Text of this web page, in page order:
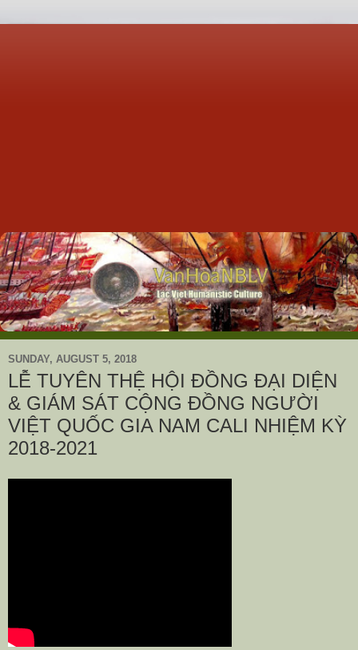
SUNDAY, AUGUST 5, 2018
LỄ TUYÊN THỆ HỘI ĐỒNG ĐẠI DIỆN
& GIÁM SÁT CỘNG ĐỒNG NGƯỜI
VIỆT QUỐC GIA NAM CALI NHIỆM KỲ
2018-2021